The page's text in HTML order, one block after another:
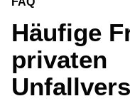
Häufige
privaten